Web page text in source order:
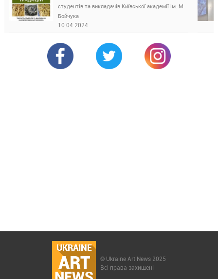
студентів та викладачів Київської академії ім. М.
Бойчука
10.04.2024
UKRAINE
ART
© Ukraine Art News 2025
Всі права захищені